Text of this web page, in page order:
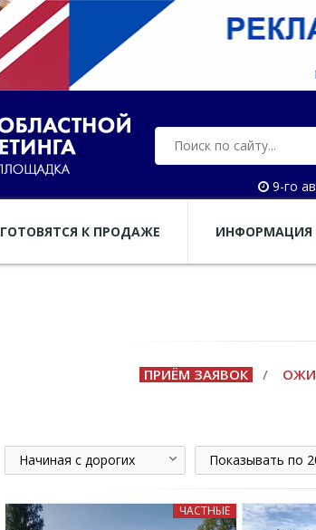
9-го
ГОТОВЯТСЯ К ПРОДАЖЕ ИНФОРМАЦИЯ
ПРИЁМ ЗАЯВОК /
Начиная с дорогих Показывать по
ЧАСТНЫЕ